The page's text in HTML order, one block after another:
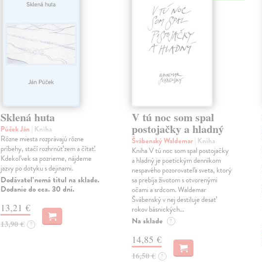
Sklená huta
Púček Ján | Kniha
Rôzne miesta rozprávajú rôzne
príbehy, stačí rozhrnúť zem a čítať.
Kdekoľvek sa pozrieme, nájdeme
jazvy po dotyku s dejinami.
Dodávateľ nemá titul na sklade.
Dodanie do cca. 30 dní.
13,21 €
13,90 € ?
V tú noc som spal
postojačky a hladný
Švábenský Waldemar| Kniha
Kniha V tú noc som spal postojačky
a hladný je poetickým denníkom
nespavého pozorovateľa sveta, ktorý
sa prebíja životom s otvorenými
očami a srdcom. Waldemar
Švábenský v nej destiluje desať
rokov básnických…
Na sklade ?
14,85 €
16,50 € ?